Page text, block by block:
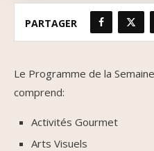
PARTAGER
Le Programme de la
comprend:
Activités Gourmet
Arts Visuels